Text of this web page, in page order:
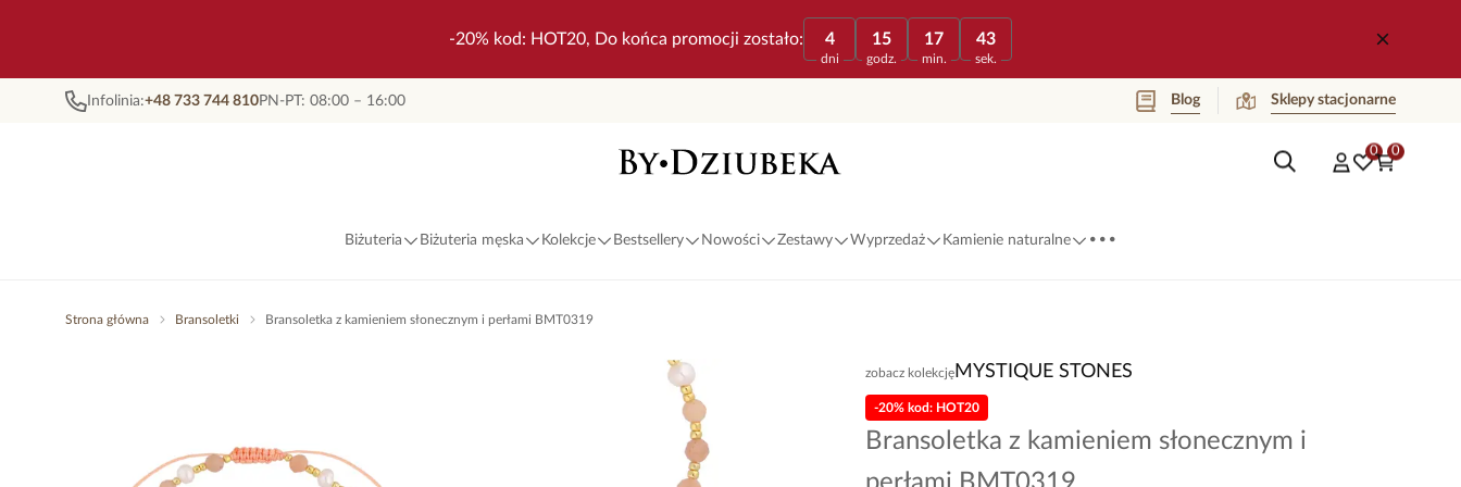
-20% kod: HOT20, Do końca promocji zostało: 4
dni
15
godz.
17
min.
43
sek.
Infolinia:+48 733 744 810PN-PT: 08:00 – 16:00 Blog Sklepy stacjonarne
0 0
Biżuteria Biżuteria męska Kolekcje Bestsellery Nowości Zestawy Wyprzedaż Kamienie naturalne ...
Strona główna Bransoletki Bransoletka z kamieniem słonecznym i perłami BMT0319
zobacz kolekcję MYSTIQUE STONES
Bransoletka z kamieniem słonecznym i
-20% kod: HOT20